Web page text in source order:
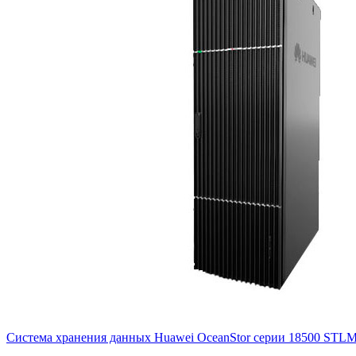
Система хранения данных Huawei OceanStor серии 18500